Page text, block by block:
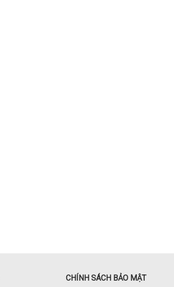
CHÍNH SÁCH BẢO MẬT